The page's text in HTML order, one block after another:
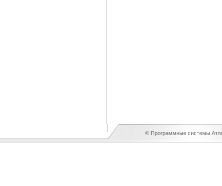
© Программные системы